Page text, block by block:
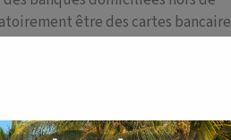
être des cartes
et Apple Pay, chacune